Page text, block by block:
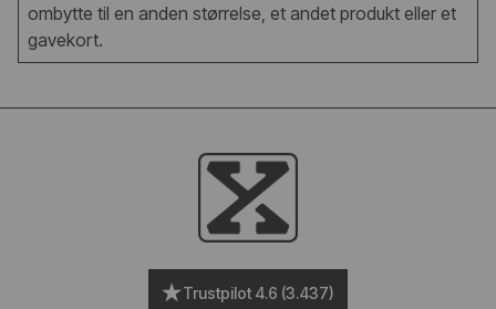
ombytte til en anden størrelse, et andet produkt eller et
gavekort.
Trustpilot 4.6 (3.437)